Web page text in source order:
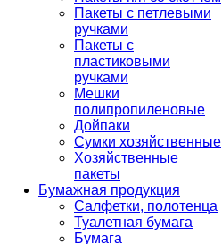
Пакеты с петлевыми
ручками
Пакеты с
пластиковыми
ручками
Мешки
полипропиленовые
Дойпаки
Сумки хозяйственные
Хозяйственные
пакеты
Бумажная продукция
Салфетки, полотенца
Туалетная бумага
Бумага